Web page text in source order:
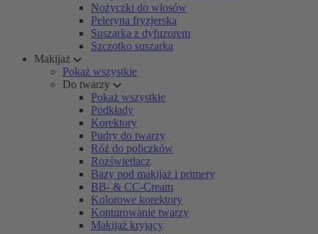
Nożyczki do włosów
Peleryna fryzjerska
Suszarka z dyfuzorem
Szczotko suszarka
Makijaż
Pokaż wszystkie
Do twarzy
Pokaż wszystkie
Podkłady
Korektory
Pudry do twarzy
Róż do policzków
Rozświetlacz
Bazy pod makijaż i primery
BB- & CC-Cream
Kolorowe korektory
Konturowanie twarzy
Makijaż kryjący